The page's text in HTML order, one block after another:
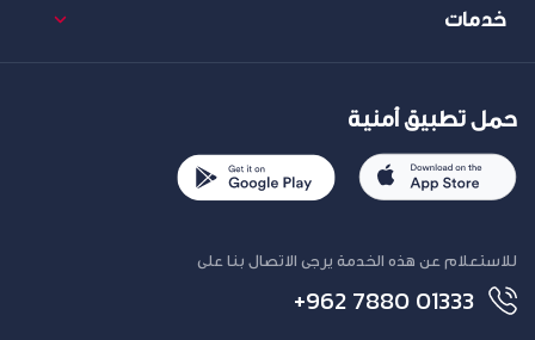
خدمات
حمل تطبيق أمنية
للاستعلام عن هذه الخدمة يرجى الاتصال بنا على
+962 7880 01333